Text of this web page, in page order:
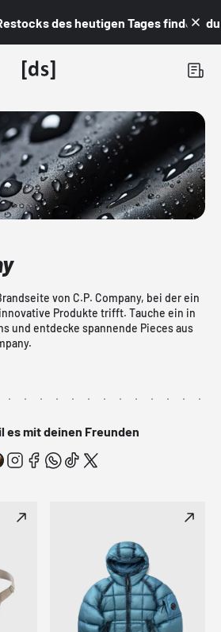
des heutigen Tages findest du
von C.P. Company, bei der ein
Produkte trifft. Tauche ein in
und entdecke spannende Pieces aus
es mit deinen Freunden